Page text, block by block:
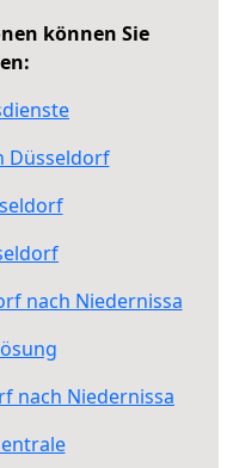
können Sie
Düsseldorf
nach Niedernissa
nach Niedernissa